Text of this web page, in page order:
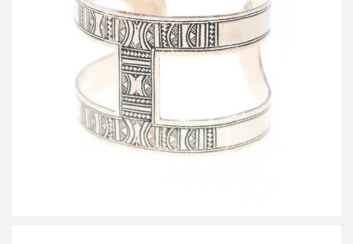
エルメス TUAREG GM トゥアレグGM シルバーバングルブレスレ
ット
買取金額150,000円
詳しく見る